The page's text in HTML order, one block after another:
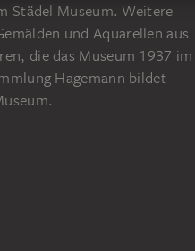
Städel Museum. Weitere
und Aquarellen aus
die das Museum 1937 im
Hagemann bildet